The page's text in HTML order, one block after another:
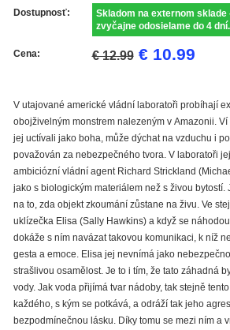
Dostupnosť:
Skladom na externom sklade
zvyčajne odosielame do 4
Cena: € 12.99 € 10.99
V utajované americké vládní laboratoři probíhají
obojživelným monstrem nalezeným v Amazonii.
jej uctívali jako boha, může dýchat na vzduchu i
považován za nebezpečného tvora. V laboratoři
ambiciózní vládní agent Richard Strickland (
jako s biologickým materiálem než s živou
na to, zda objekt zkoumání zůstane na živu. Ve
uklízečka Elisa (Sally Hawkins) a když se
dokáže s ním navázat takovou komunikaci, k níž
gesta a emoce. Elisa jej nevnímá jako
strašlivou osamělost. Je to i tím, že tato záhadná
vody. Jak voda přijímá tvar nádoby, tak stejně
každého, s kým se potkává, a odráží tak jeho
bezpodmínečnou lásku. Díky tomu se mezi ním a